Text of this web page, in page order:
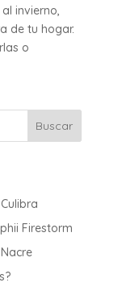
invierno,
de tu hogar.
o
Buscar
Firestorm